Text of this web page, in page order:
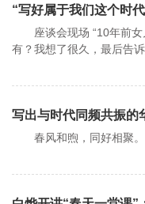
“写好属于我们这个时
座谈会现场 “10年前女
有？我想了很久，最后告诉
写出与时代同频共振的
春风和煦，同好相聚。